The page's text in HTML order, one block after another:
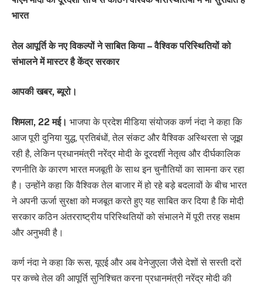
भारत
तेल आपूर्ति के नए विकल्पों ने साबित किया – वैश्विक परिस्थितियों को
संभालने में मास्टर है केंद्र सरकार
आपकी खबर, ब्यूरो।
शिमला, 22 मई। भाजपा के प्रदेश मीडिया संयोजक कर्ण नंदा ने कहा कि
आज पूरी दुनिया युद्ध, प्रतिबंधों, तेल संकट और वैश्विक अस्थिरता से जूझ
रही है, लेकिन प्रधानमंत्री नरेंद्र मोदी के दूरदर्शी नेतृत्व और दीर्घकालिक
रणनीति के कारण भारत मजबूती के साथ इन चुनौतियों का सामना कर रहा
है। उन्होंने कहा कि वैश्विक तेल बाजार में हो रहे बड़े बदलावों के बीच भारत
ने अपनी ऊर्जा सुरक्षा को मजबूत करते हुए यह साबित कर दिया है कि मोदी
सरकार कठिन अंतरराष्ट्रीय परिस्थितियों को संभालने में पूरी तरह सक्षम
और अनुभवी है।
कर्ण नंदा ने कहा कि रूस, यूएई और अब वेनेजुएला जैसे देशों से सस्ती दरों
पर कच्चे तेल की आपूर्ति सुनिश्चित करना प्रधानमंत्री नरेंद्र मोदी की